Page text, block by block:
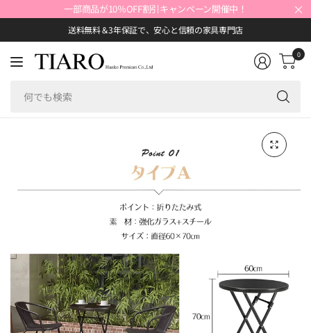
一部商品が10％OFF割引キャンペーン開催中！ ×
送料無料＆3年保証で、安心と信頼の家具専門店
0